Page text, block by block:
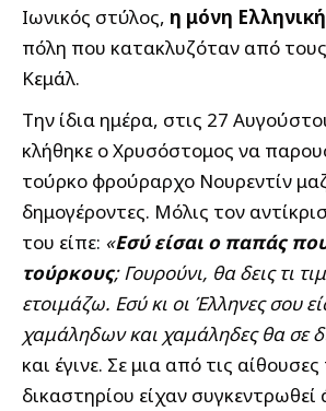
Ιωνικός στύλος, η μόνη
πόλη που κατακλυζόταν από
Κεμάλ.
Την ίδια ημέρα, στις 27
κλήθηκε ο Χρυσόστομος να
τούρκο φρούραρχο Νουρεντίν
δημογέροντες. Μόλις τον
του είπε: «Εσύ είσαι ο παπάς
τούρκους; Γουρούνι, θα δεις τι
ετοιμάζω. Εσύ κι οι Έλληνες σου
χαμάληδων και χαμάληδες θα σε
και έγινε. Σε μια από τις
δικαστηρίου είχαν